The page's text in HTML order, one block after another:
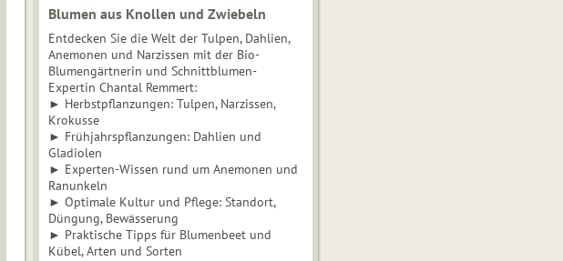
Blumen aus Knollen und Zwiebeln
Entdecken Sie die Welt der Tulpen, Dahlien,
Anemonen und Narzissen mit der Bio-
Blumengärtnerin und Schnittblumen-
Expertin Chantal Remmert:
► Herbstpflanzungen: Tulpen, Narzissen,
Krokusse
► Frühjahrspflanzungen: Dahlien und
Gladiolen
► Experten-Wissen rund um Anemonen und
Ranunkeln
► Optimale Kultur und Pflege: Standort,
Düngung, Bewässerung
► Praktische Tipps für Blumenbeet und
Kübel, Arten und Sorten